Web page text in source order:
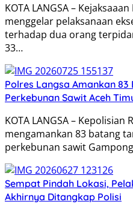
KOTA LANGSA –
menggelar pelaksanaan
terhadap dua orang
33…
Polres Langsa Amankan 83
Perkebunan Sawit Aceh
KOTA LANGSA –
mengamankan 83 batang
perkebunan sawit
Sempat Pindah Lokasi,
Akhirnya Ditangkap Polisi